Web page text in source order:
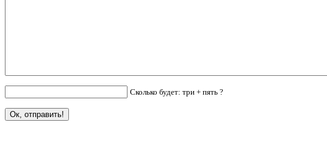
Сколько будет: три + пять ?